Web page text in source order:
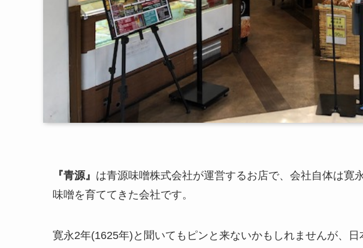
『青源』 は青源味噌株式会社が運営するお店で、会社自体は寛
味噌を育ててきた会社です。
寛永2年(1625年)と聞いてもピンと来ないかもしれませんが、